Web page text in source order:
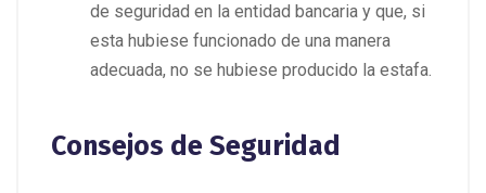
de seguridad en la entidad bancaria y que, si
esta hubiese funcionado de una manera
adecuada, no se hubiese producido la estafa.
Consejos de Seguridad